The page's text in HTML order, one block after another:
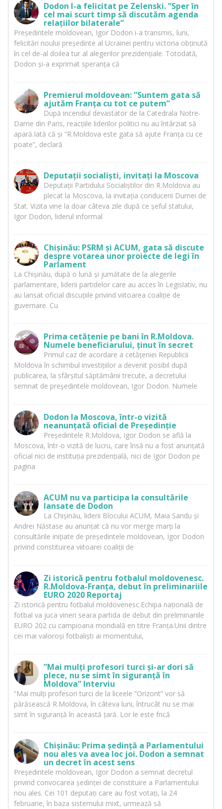
Dodon l-a felicitat pe Zelenski. ”Sper în
cel mai scurt timp să discutăm agenda
relațiilor bilaterale”
Președintele moldovean, Igor Dodon i-a transmis, luni,
felicitări noului președinte al Ucrainei pentru victoria obținută
în cel de-al doilea tur al alegerilor prezidențiale. Totodată,
Dodon și-a exprimat speranța că
Premierul moldovean: ”Suntem gata să
ajutăm Franța cu tot ce putem”
După incendiul devastator de la Catedrala Notre-
Dame din Paris, reacțiile liderilor politici nu au întârziat să
apară.Iată că și ”R.Moldova este gata să ajute Franța cu ce
poate”, declară
Deputații socialiști, invitați la Moscova
Deputații Partidului Socialiștilor din R.Moldova au
plecat la Moscova, la invitația conducerii Dumei de
Stat. Vizita vine la doar câteva zile după ce șeful statului,
Igor Dodon, liderul informal
Chișinău: PSRM și ACUM, gata să discute
despre votarea unor proiecte de legi în
Parlament
La Chișinău, după o lună și jumătate de la alegerile
parlamentare, liderii partidelor care au acces în Legislativ, nu
au lansat oficial discuțiile privind viitoarea coaliție de
guvernare. Cu
Prima cetățenie pe bani în R.Moldova.
Numele beneficiarului, ținut în secret
Primul caz de acordare a cetățeniei Republicii
Moldova în schimbul investițiilor a devenit posibil după
publicarea, la sfârșitul săptămânii trecute, a decretului
semnat de preşedintele moldovean, Igor Dodon. Numele
Dodon la Moscova, într-o vizită
neanunțată oficial de Președinție
Președintele R.Moldova, Igor Dodon se află la
Moscova, într-o vizită de lucru, care însă nu a fost anunțată
oficial nici de instituția prezidențială, nici de Igor Dodon pe
pagina
ACUM nu va participa la consultările
lansate de Dodon
La Chișinău, liderii Blocului ACUM, Maia Sandu și
Andrei Năstase au anunțat că nu vor merge marți la
consultările inițiate de președintele moldovean, Igor Dodon
privind constituirea viitoarei coaliții de
Zi istorică pentru fotbalul moldovenesc.
R.Moldova-Franța, debut în preliminariile
EURO 2020 Reportaj
Zi istorică pentru fotbalul moldovenesc.Echipa națională de
fotbal va juca vineri seara partida de debut din preliminariile
EURO 202 cu campioana mondială en titre Franța.Unii dintre
cei mai valoroși fotbaliști ai momentului,
”Mai mulți profesori turci și-ar dori să
plece, nu se simt în siguranță în
Moldova” Interviu
”Mai mulți profesori turci de la liceele ”Orizont” vor să
părăsească R.Moldova, în câteva luni, întrucât nu se mai
simt în siguranță în această țară. Lor le este frică
Chișinău: Prima ședință a Parlamentului
nou ales va avea loc joi. Dodon a semnat
un decret în acest sens
Președintele moldovean, Igor Dodon a semnat decretul
privind convocarea ședinței de constituire a Parlamentului
nou ales. Cei 101 deputați care au fost votați, la 24
februarie, în baza sistemului mixt, urmează să